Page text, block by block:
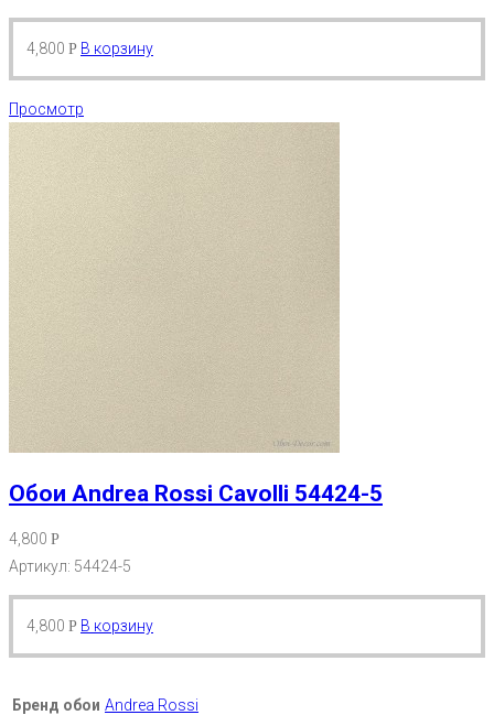
4,800 Р В корзину
Просмотр
Обои Andrea Rossi Cavolli 54424-5
4,800 Р
Артикул: 54424-5
4,800 Р В корзину
Бренд обои Andrea Rossi